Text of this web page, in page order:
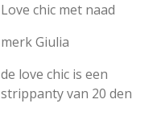
Love chic met naad
merk Giulia
de love chic is een
strippanty van 20 den